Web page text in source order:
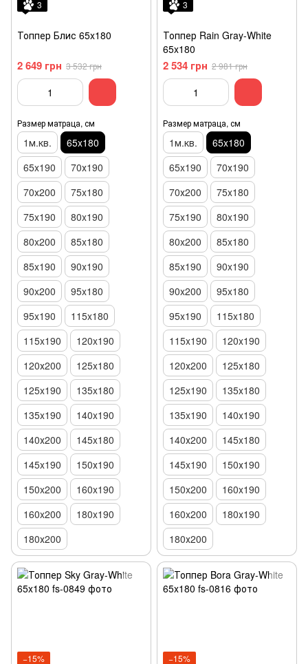
3
Топпер Блис 65x180
2 649 грн 3 532 грн
Размер матраца, см
1м.кв.
65x180
65x190
70х190
70х200
75x180
75x190
80x190
80x200
85x180
85x190
90x190
90x200
95x180
95x190
115x180
115x190
120x190
120х200
125x180
125x190
135x180
135x190
140x190
140х200
145x180
145x190
150х190
150x200
160x190
160x200
180x190
180х200
3
Топпер Rain Gray-White
65x180
2 534 грн 2 981 грн
Размер матраца, см
1м.кв.
65x180
65x190
70х190
70х200
75x180
75x190
80x190
80x200
85x180
85x190
90x190
90x200
95x180
95x190
115x180
115x190
120x190
120х200
125x180
125x190
135x180
135x190
140x190
140х200
145x180
145x190
150х190
150x200
160x190
160x200
180x190
180х200
−15%
−15%